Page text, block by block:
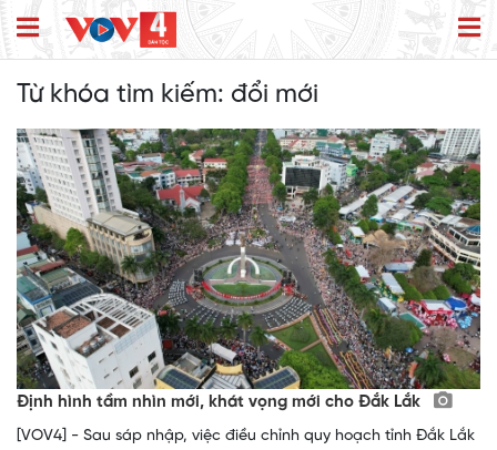
Từ khóa tìm kiếm: đổi mới
Định hình tầm nhìn mới, khát vọng mới cho Đắk Lắk
[VOV4] - Sau sáp nhập, việc điều chỉnh quy hoạch tỉnh Đắk Lắk